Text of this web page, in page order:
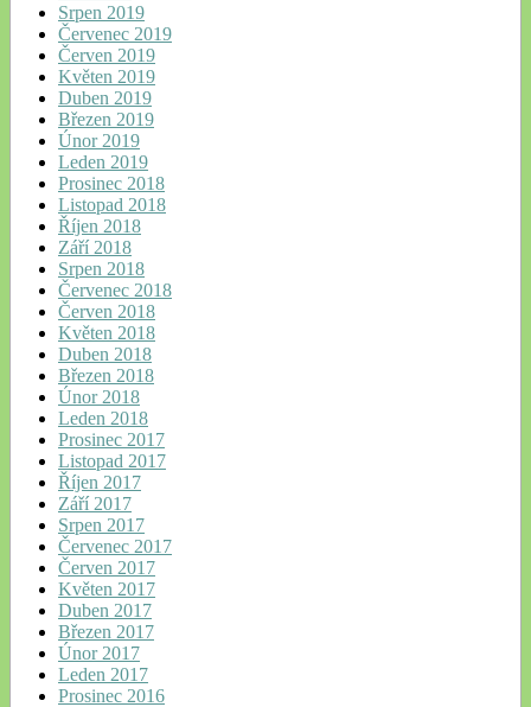
Srpen 2019
Červenec 2019
Červen 2019
Květen 2019
Duben 2019
Březen 2019
Únor 2019
Leden 2019
Prosinec 2018
Listopad 2018
Říjen 2018
Září 2018
Srpen 2018
Červenec 2018
Červen 2018
Květen 2018
Duben 2018
Březen 2018
Únor 2018
Leden 2018
Prosinec 2017
Listopad 2017
Říjen 2017
Září 2017
Srpen 2017
Červenec 2017
Červen 2017
Květen 2017
Duben 2017
Březen 2017
Únor 2017
Leden 2017
Prosinec 2016